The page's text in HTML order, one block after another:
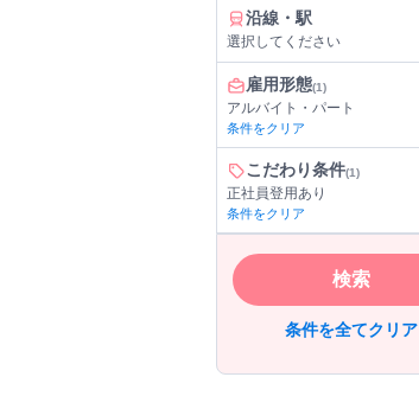
沿線・駅
選択してください
雇用形態(1)
アルバイト・パート
条件をクリア
こだわり条件(1)
正社員登用あり
条件をクリア
検索
条件を全てクリア